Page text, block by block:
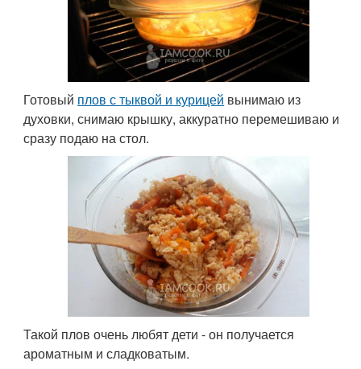
Готовый плов с тыквой и курицей вынимаю из
духовки, снимаю крышку, аккуратно перемешиваю и
сразу подаю на стол.
Такой плов очень любят дети - он получается
ароматным и сладковатым.